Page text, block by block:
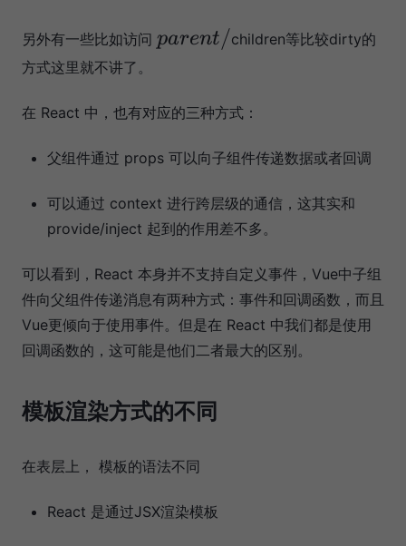
另外有一些比如访问 p
e
t
/
parent/children等比较dirty的
方式这里就不讲了。
在 React 中，也有对应的三种方式：
父组件通过 props 可以向子组件传递数据或者回调
可以通过 context 进行跨层级的通信，这其实和
provide/inject 起到的作用差不多。
可以看到，React 本身并不支持自定义事件，Vue中子组
件向父组件传递消息有两种方式：事件和回调函数，而且
Vue更倾向于使用事件。但是在 React 中我们都是使用
回调函数的，这可能是他们二者最大的区别。
模板渲染方式的不同
在表层上， 模板的语法不同
React 是通过JSX渲染模板